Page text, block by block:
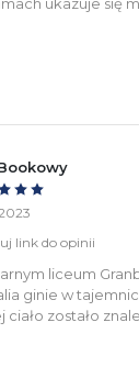
ukazuje się
link do opinii
liceum
ginie w
ciało zostało